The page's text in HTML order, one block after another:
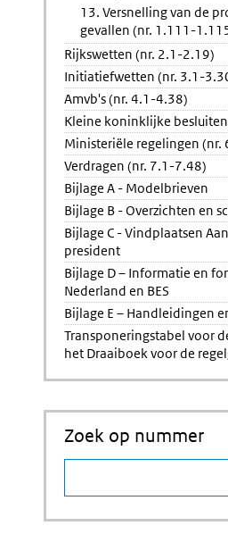
13. Versnelling van de
gevallen (nr. 1.111-
Rijkswetten (nr. 2.1-2.19)
Initiatiefwetten (nr. 3.1-
Amvb's (nr. 4.1-4.38)
Kleine koninklijke
Ministeriële regelingen (nr.
Verdragen (nr. 7.1-7.48)
Bijlage A - Modelbrieven
Bijlage B - Overzichten en
Bijlage C - Vindplaatsen
president
Bijlage D – Informatie en
Nederland en BES
Bijlage E – Handleidingen
Transponeringstabel voor
het Draaiboek voor de
Zoek op nummer